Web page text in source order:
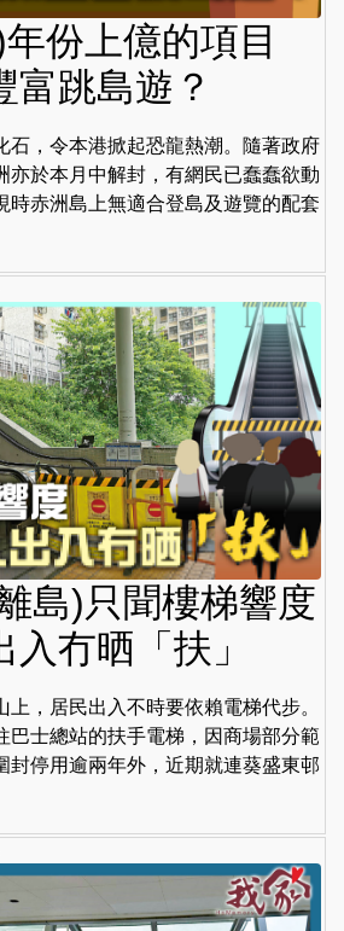
份上億的項目
富跳島遊？
石，令本港掀起恐龍熱潮。隨著政府
亦於本月中解封，有網民已蠢蠢欲動
時赤洲島上無適合登島及遊覽的配套
島)只聞樓梯響度
冇晒「扶」
，居民出入不時要依賴電梯代步。
巴士總站的扶手電梯，因商場部分範
封停用逾兩年外，近期就連葵盛東邨